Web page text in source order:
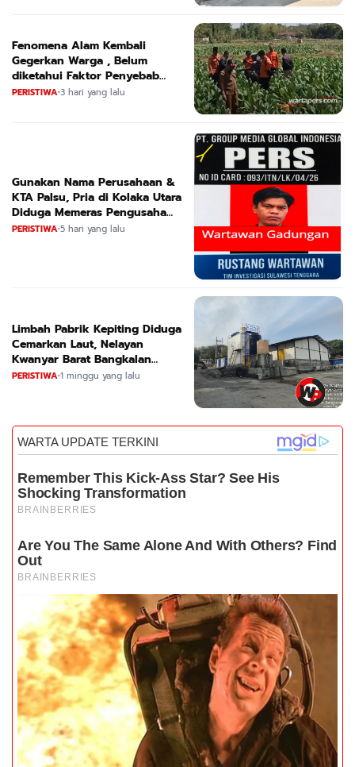
Fenomena Alam Kembali
Gegerkan Warga , Belum
diketahui Faktor Penyebab
Suara
PERISTIWA•3 hari yang lalu
Gunakan Nama Perusahaan &
KTA Palsu, Pria di Kolaka Utara
Diduga Memeras Pengusaha
Tambang dan Minyak
PERISTIWA•5 hari yang lalu
Limbah Pabrik Kepiting Diduga
Cemarkan Laut, Nelayan
Kwanyar Barat Bangkalan
Desak DLH Turun Tangan
PERISTIWA•1 minggu yang lalu